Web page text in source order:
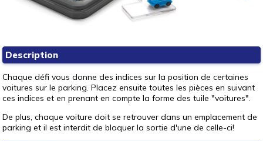
Description
Chaque défi vous donne des indices sur la position de certaines
voitures sur le parking. Placez ensuite toutes les pièces en suivant
ces indices et en prenant en compte la forme des tuile "voitures".
De plus, chaque voiture doit se retrouver dans un emplacement de
parking et il est interdit de bloquer la sortie d'une de celle-ci!